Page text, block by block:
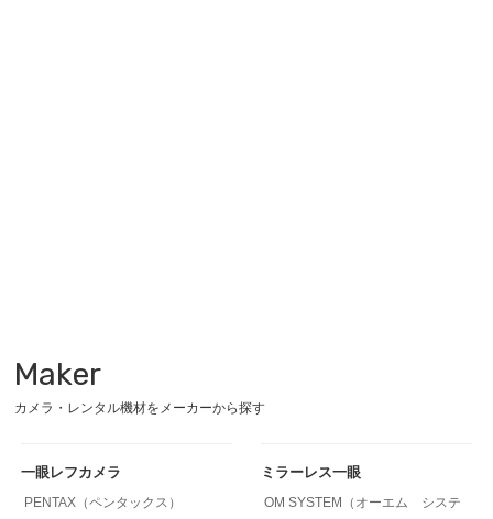
Maker
カメラ・レンタル機材をメーカーから探す
一眼レフカメラ
PENTAX（ペンタックス）
ミラーレス一眼
OM SYSTEM（オーエム システ